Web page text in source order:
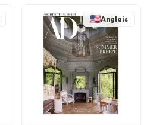
Anglais